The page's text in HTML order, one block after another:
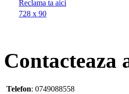
Reclama ta aici
728 x 90
Contacteaza
Telefon: 0749088558